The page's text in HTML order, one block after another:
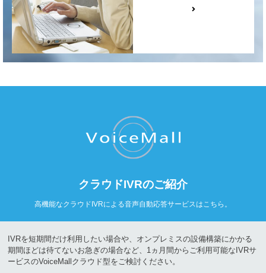
クラウドIVRのご紹介
高機能なクラウドIVRによる音声自動応答サービスはこちら。
IVRを短期間だけ利用したい場合や、 オンプレミスの設備構築にかかる
期間ほどは待てないお急ぎの場合など、 1ヵ月間からご利用可能なIVRサ
ービスのVoiceMallクラウド型をご検討ください。